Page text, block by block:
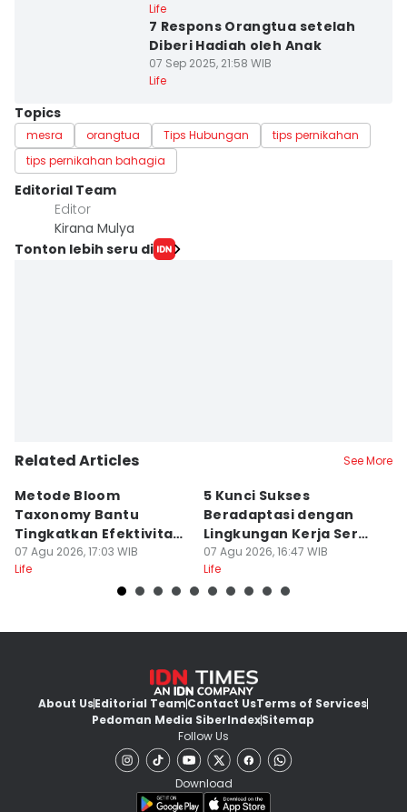
Life
7 Respons Orangtua setelah
Diberi Hadiah oleh Anak
07 Sep 2025, 21:58 WIB
Life
Topics
mesra orangtua Tips Hubungan
tips pernikahan
tips pernikahan bahagia
Editorial Team
Editor
Kirana Mulya
Tonton lebih seru di
Related Articles See More
Metode Bloom
Taxonomy Bantu
Tingkatkan Efektivitas
Belajar, Cobain!
07 Agu 2026, 17:03 WIB
Life
5 Kunci Sukses
Beradaptasi dengan
Lingkungan Kerja Serba
Cepat
07 Agu 2026, 16:47 WIB
Life
About UsEditorial TeamContact UsTerms of Services
Pedoman Media SiberIndexSitemap
Follow Us
Download